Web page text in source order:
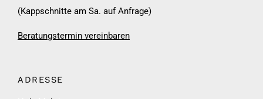
(Kappschnitte am Sa. auf Anfrage)
Beratungstermin vereinbaren
ADRESSE